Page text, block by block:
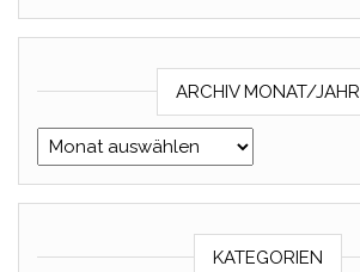
ARCHIV MONAT/JAHR
Archiv Monat/Jahr
KATEGORIEN